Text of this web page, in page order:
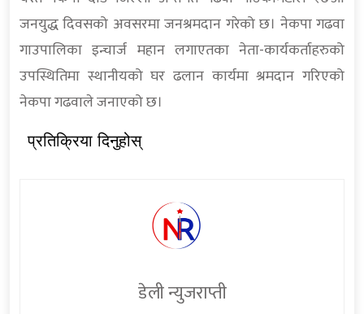
जनयुद्ध दिवसको अवसरमा जनश्रमदान गरेको छ। नेकपा गढवा
गाउपालिका इन्चार्ज महान लगाएतका नेता-कार्यकर्ताहरुको
उपस्थितिमा स्थानीयको घर ढलान कार्यमा श्रमदान गरिएको
नेकपा गढवाले जनाएको छ।
प्रतिक्रिया दिनुहोस्
डेली न्युजराप्ती